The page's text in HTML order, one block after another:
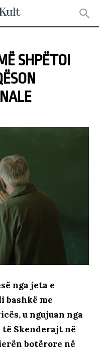
SHPËTOI
nga jeta e
bashkë me
u ngujuan nga
Skenderajt në
botërore në